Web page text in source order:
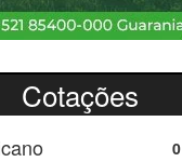
Cotações
0